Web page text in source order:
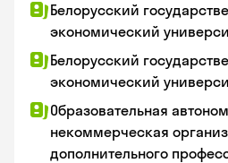
Белорусский
экономический
Белорусский
экономический
Образовательная
некоммерческая
дополнительного